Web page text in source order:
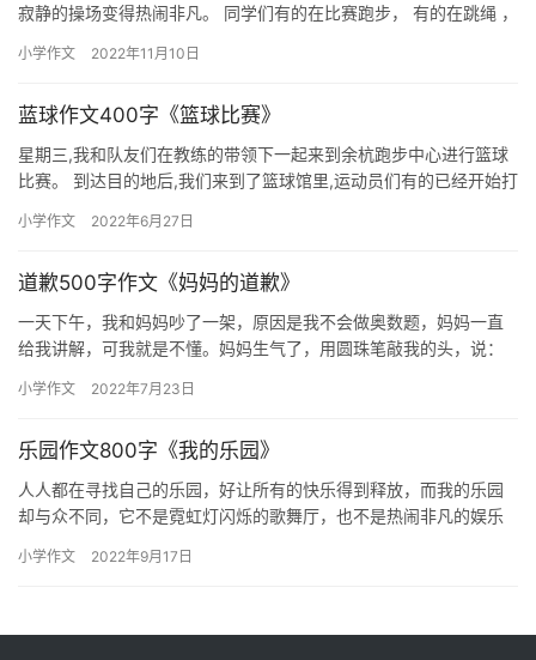
寂静的操场变得热闹非凡。 同学们有的在比赛跑步， 有的在跳绳 ，
小学作文 2022年11月10日
蓝球作文400字《篮球比赛》
星期三,我和队友们在教练的带领下一起来到余杭跑步中心进行篮球
比赛。 到达目的地后,我们来到了篮球馆里,运动员们有的已经开始打
小学作文 2022年6月27日
道歉500字作文《妈妈的道歉》
一天下午，我和妈妈吵了一架，原因是我不会做奥数题，妈妈一直
给我讲解，可我就是不懂。妈妈生气了，用圆珠笔敲我的头，说：
你…
小学作文 2022年7月23日
乐园作文800字《我的乐园》
人人都在寻找自己的乐园，好让所有的快乐得到释放，而我的乐园
却与众不同，它不是霓虹灯闪烁的歌舞厅，也不是热闹非凡的娱乐
墙壁。…
小学作文 2022年9月17日